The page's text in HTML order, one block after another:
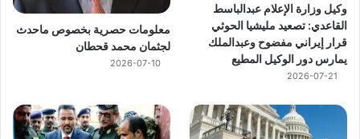
وكيل وزارة الإعلام عبدالباسط
القاعدي: تصعيد مليشيا الحوثي
قرار إيراني مفضوح وعبدالملك
يمارس دور الوكيل المطيع
2026-07-21
معلومات حصرية بخصوص ماحدث
لجثمان محمد قحطان
2026-07-10